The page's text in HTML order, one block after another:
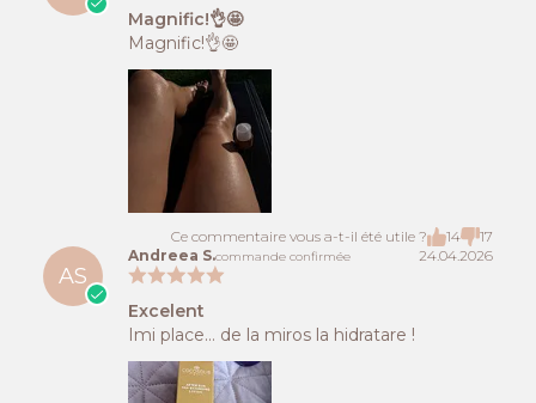
Magnific!👌🤩
Magnific!👌🤩
Ce commentaire vous a-t-il été utile ? 14 17
AS
Andreea S.commande confirmée 24.04.2026
Excelent
Imi place… de la miros la hidratare !